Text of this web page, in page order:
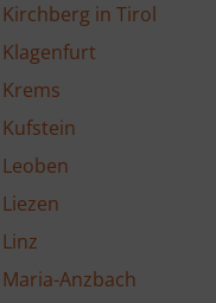
in Tirol
Anzbach